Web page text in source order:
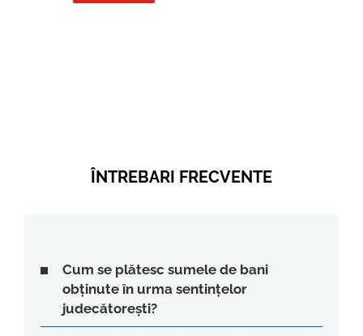
ÎNTREBARI FRECVENTE
Cum se plătesc sumele de bani
obținute în urma sentințelor
judecătorești?